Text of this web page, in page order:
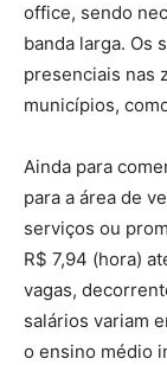
office, sendo
banda larga. Os
presenciais nas
municípios,
Ainda para
para a área de
serviços ou
R$ 7,94 (hora)
vagas,
salários variam
o ensino médio